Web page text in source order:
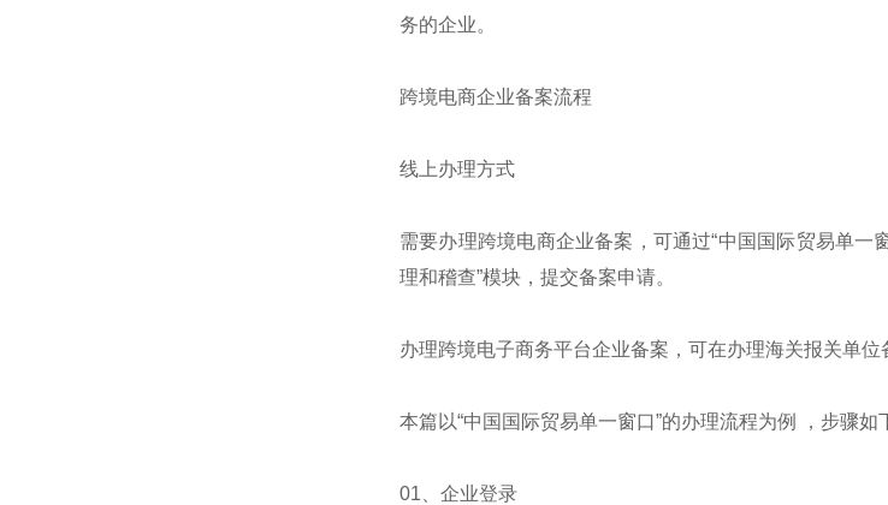
务的企业。
跨境电商企业备案流程
线上办理方式
需要办理跨境电商企业备案，可通过“中国国际贸易单一
理和稽查”模块，提交备案申请。
办理跨境电子商务平台企业备案，可在办理海关报关单
本篇以“中国国际贸易单一窗口”的办理流程为例 ，步骤如
01、企业登录